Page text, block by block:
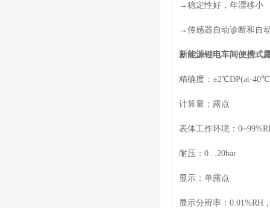
→稳定性好，年漂移小
→传感器自动诊断和自
新能源锂电车间便携式
精确度：±2℃DP(at-
计算量：露点
表体工作环境：
耐压：0…20bar
显示：单露点
显示分辨率：0.01%RH